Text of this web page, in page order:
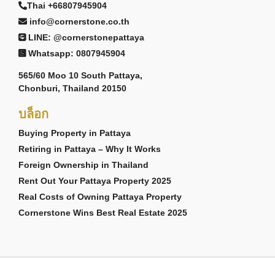
Thai +66807945904
info@cornerstone.co.th
LINE: @cornerstonepattaya
Whatsapp: 0807945904
565/60 Moo 10 South Pattaya,
Chonburi, Thailand 20150
บล็อก
Buying Property in Pattaya
Retiring in Pattaya – Why It Works
Foreign Ownership in Thailand
Rent Out Your Pattaya Property 2025
Real Costs of Owning Pattaya Property
Cornerstone Wins Best Real Estate 2025